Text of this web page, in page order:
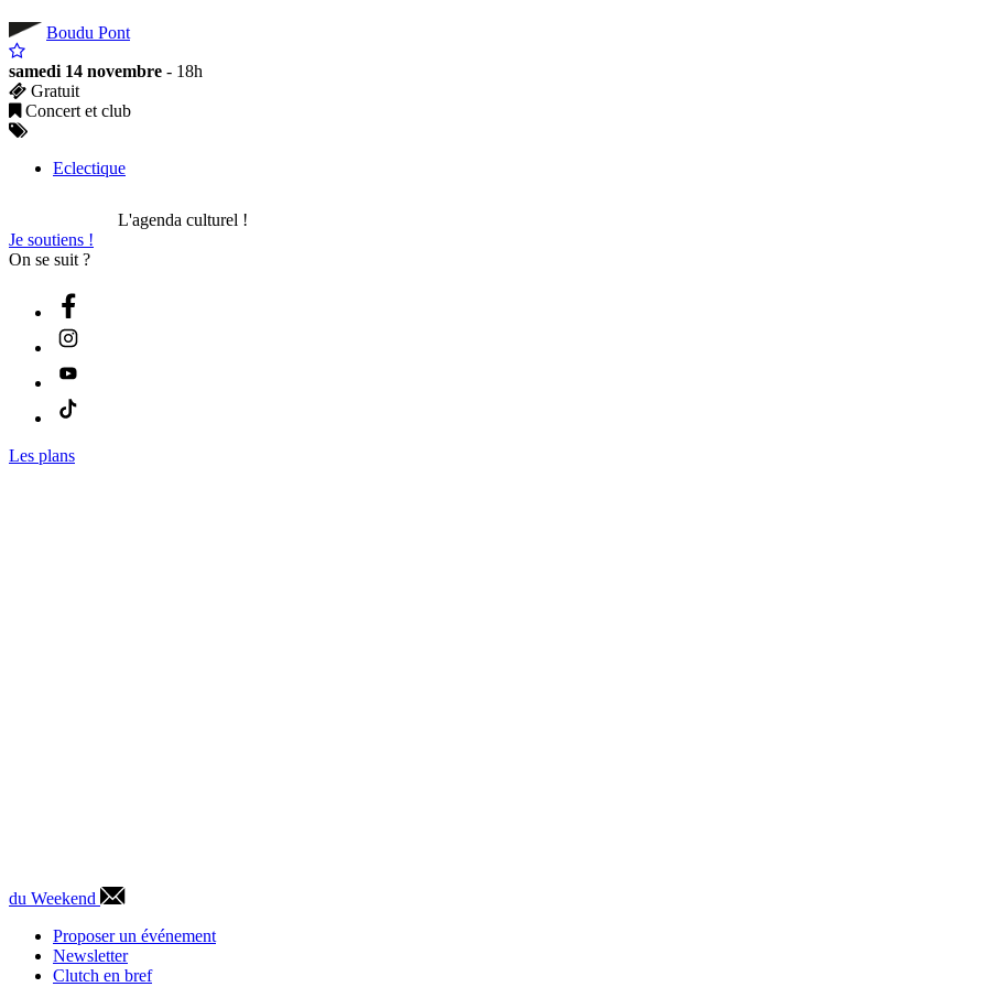
Boudu Pont
samedi 14 novembre - 18h
Gratuit
Concert et club
Eclectique
L'agenda culturel !
Je soutiens !
On se suit ?
Les plans
du Weekend
Proposer un événement
Newsletter
Clutch en bref